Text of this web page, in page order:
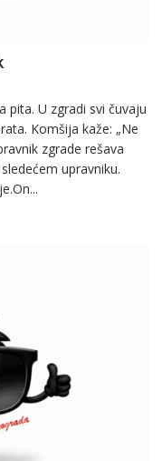
pita. U zgradi svi čuvaju
Komšija kaže: „Ne
zgrade rešava
upravniku.